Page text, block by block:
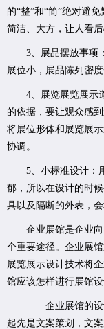
的“整”和“简”绝对避
简洁、大方，让人
3、展品摆放事项
展位小，展品陈列密
4、展览展览展示
的依据，要让观众感
将展位形体和展览展
协调。
5、小标准设计：
郁，所以在设计的时
具以及隔断的外表，
企业展馆是企业
个重要途径。企业展
展览展示设计技术将
馆应该怎样进行展馆
企业展馆的设
起先是文案策划，文